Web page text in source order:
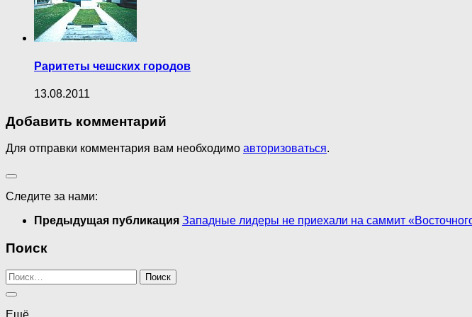
Раритеты чешских городов
13.08.2011
Добавить комментарий
Для отправки комментария вам необходимо авторизоваться.
Следите за нами:
Предыдущая публикация Западные лидеры не приехали на саммит
Поиск
Найти:
Ещё